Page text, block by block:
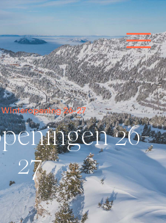
Winteropening 26-27
27